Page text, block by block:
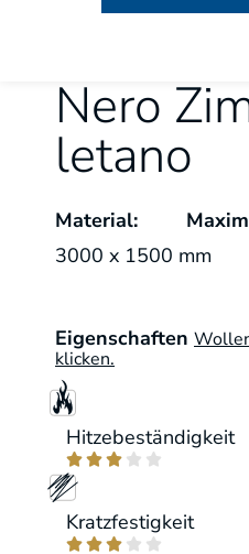
Nero
letano
Material:
3000 x 1500 mm
Eigenschaften
klicken.
Hitzebeständigkeit
    
Kratzfestigkeit
    